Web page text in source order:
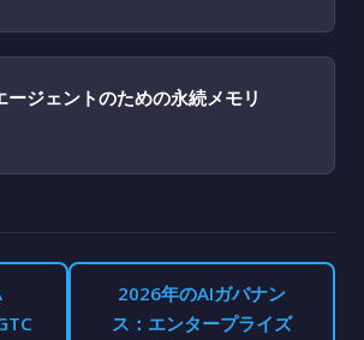
ジェントのための永続メモリ
2026年のAIガバナン
ス：エンタープライズ